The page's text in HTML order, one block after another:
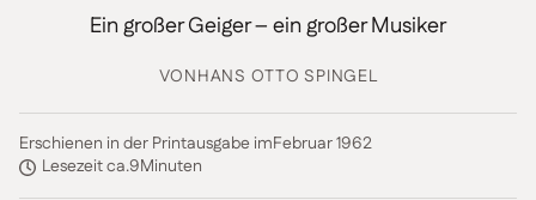
Ein großer Geiger – ein großer Musiker
VONHANS OTTO SPINGEL
Erschienen in der Printausgabe imFebruar 1962
Lesezeit ca.9Minuten